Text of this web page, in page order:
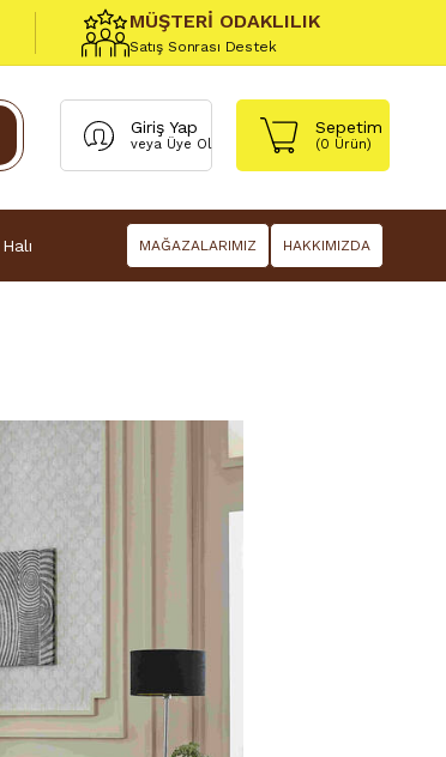
MÜŞTERİ ODAKLILIK
Satış Sonrası Destek
Giriş Yap
veya Üye Ol
Sepetim
(0 Ürün)
Halı MAĞAZALARIMIZ HAKKIMIZDA